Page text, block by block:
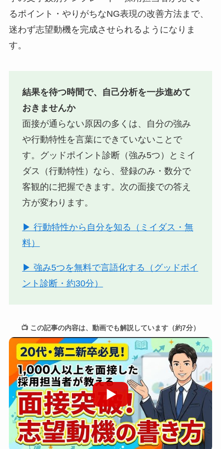
るポイント・やりがちなNG表現の改善方法まで、
迷わず志望動機を完成させられるようになりま
す。
結果を待つ時間で、自己分析を一歩進めて
おきませんか
面接が通らない原因の多くは、自分の強み
や行動特性を言葉にできていないことで
す。グッドポイント診断（強み5つ）とミイ
ダス（行動特性）なら、登録のみ・数分で
客観的に把握できます。次の面接での答え
方が変わります。
▶ 行動特性から自分を知る（ミイダス・無
料）
▶ 強み5つを無料で言語化する（グッドポイ
ント診断・約30分）
📺 この記事の内容は、動画でも解説しています（約7分）